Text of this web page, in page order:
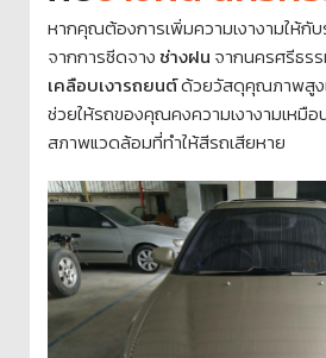
หากคุณต้องการเพิ่มความเงางามให้กั
จากการซีดจาง ช่างฝน จากนครศรีธร
เคลือบเงารถยนต์ด้วยวัสดุคุณภาพสูง
ช่วยให้รถของคุณคงความเงางามเหมื
สภาพแวดล้อมที่ทำให้สีรถเสียหาย